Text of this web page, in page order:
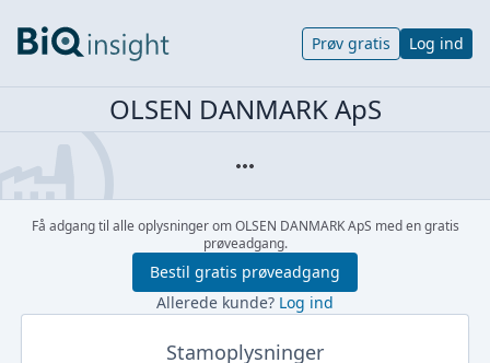
Prøv gratis Log ind
OLSEN DANMARK ApS
Få adgang til alle oplysninger om OLSEN DANMARK ApS med en gratis
prøveadgang.
Bestil gratis prøveadgang
Allerede kunde? Log ind
Stamoplysninger